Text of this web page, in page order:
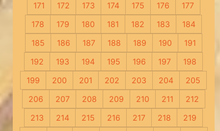
171
172 173 174 175 176
177
178
179 180 181 182 183
184
185
186 187 188 189 190
191
192
193 194 195 196 197
198
199
200 201 202 203 204
205
206
207 208 209 210 211
212
213
214 215 216 217 218
219